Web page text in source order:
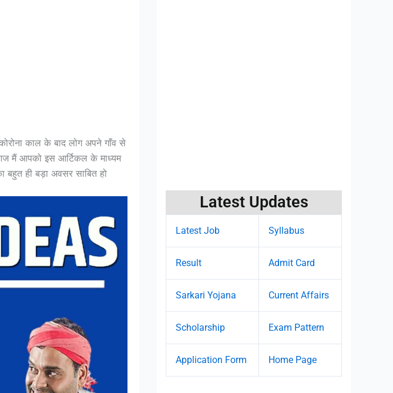
काल के बाद लोग अपने गाँव से
मैं आपको इस आर्टिकल के माध्यम
ही बड़ा अवसर साबित हो
Latest Updates
Latest Job Syllabus
Result Admit Card
Sarkari Yojana Current Affairs
Scholarship Exam Pattern
Application Form Home Page